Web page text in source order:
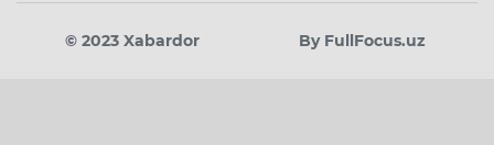
© 2023 Xabardor By FullFocus.uz